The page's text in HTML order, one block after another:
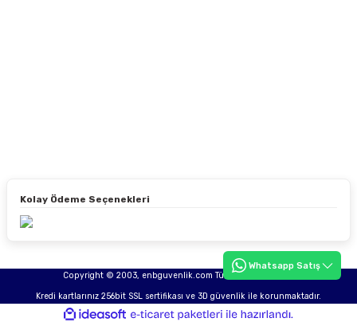
Kolay Ödeme Seçenekleri
Copyright © 2003, enbguvenlik.com Tüm hakları saklıdır.
Kredi kartlarınız 256bit SSL sertifikası ve 3D güvenlik ile korunmaktadır.
Whatsapp Satış
ideasoft
e-